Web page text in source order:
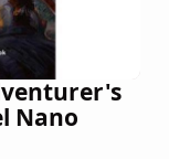
Nano